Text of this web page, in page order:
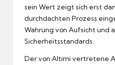
sein Wert zeigt sich erst
durchdachten Prozess
Wahrung von Aufsicht und
Sicherheitsstandards.
Der von Altimi vertretene